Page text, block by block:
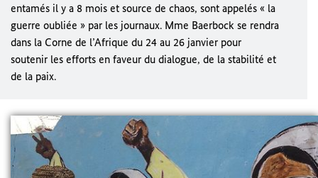
entamés il y a 8 mois et source de chaos, sont appelés « la
guerre oubliée » par les journaux. Mme Baerbock se rendra
dans la Corne de l’Afrique du 24 au 26 janvier pour
soutenir les efforts en faveur du dialogue, de la stabilité et
de la paix.